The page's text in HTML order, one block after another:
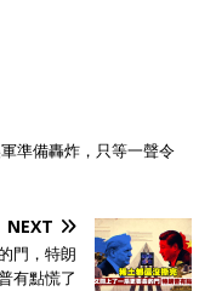
準備轟炸，只等一聲令
NEXT
門，特朗
有點慌了